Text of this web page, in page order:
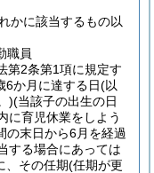
かに該当するもの以
職員
第2条第1項に規定す
6か月に達する日(以
)(当該子の出生の日
に育児休業をしよう
の末日から6月を経過
する場合にあっては
、その任期(任期が更